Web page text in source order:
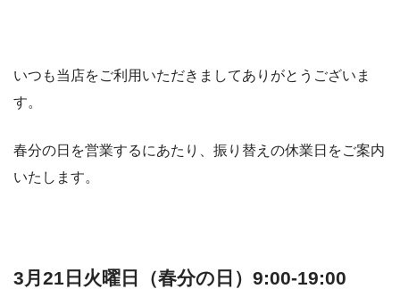
いつも当店をご利用いただきましてありがとうございま
す。
春分の日を営業するにあたり、振り替えの休業日をご案内
いたします。
3月21日火曜日（春分の日）9:00-19:00